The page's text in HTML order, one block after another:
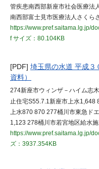
管疾患南西部新座市社会医療法
南西部富士見市医療法人さくら
https://www.pref.saitama.lg.jp/
fサイズ：80.104KB
[PDF] 埼玉県の水道 平成３
資料）
274新座市ウィンザ－ハイム志
止住宅S55.7.1新座市上水1,648
上水870 870 277桶川市東急ド
1,123 278桶川市若宮地区給水施
https://www.pref.saitama.lg.jp/
ズ：3937.354KB